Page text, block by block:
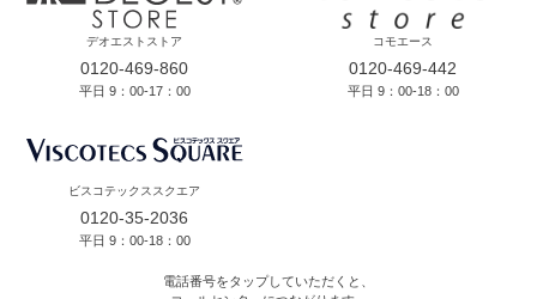
デオエストストア
0120-469-860
平日 9：00-17：00
コモエース
0120-469-442
平日 9：00-18：00
ビスコテックススクエア
0120-35-2036
平日 9：00-18：00
電話番号をタップしていただくと、